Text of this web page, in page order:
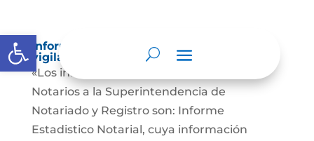
Abrir barra de herramientas
Informes a organismos de inspección,
vigilancia y control
«Los informes que presentan los Señores
Notarios a la Superintendencia de
Notariado y Registro son: Informe
Estadistico Notarial, cuya información